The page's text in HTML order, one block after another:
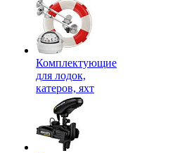
Комплектующие
для лодок,
катеров, яхт